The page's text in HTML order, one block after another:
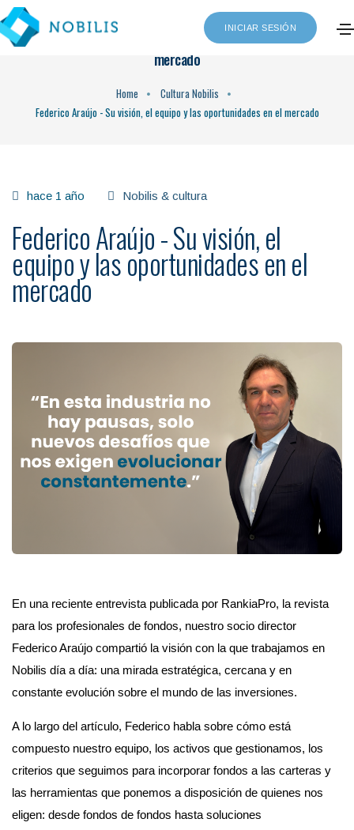
INICIAR SESIÓN
Federico Araújo - Su visión, el equipo y las oportunidades en el
mercado
Home
Cultura Nobilis
Federico Araújo - Su visión, el equipo y las oportunidades en el mercado
hace 1 año Nobilis & cultura
Federico Araújo - Su visión, el
equipo y las oportunidades en el
mercado
En una reciente entrevista publicada por RankiaPro, la revista
para los profesionales de fondos, nuestro socio director
Federico Araújo compartió la visión con la que trabajamos en
Nobilis día a día: una mirada estratégica, cercana y en
constante evolución sobre el mundo de las inversiones.
A lo largo del artículo, Federico habla sobre cómo está
compuesto nuestro equipo, los activos que gestionamos, los
criterios que seguimos para incorporar fondos a las carteras y
las herramientas que ponemos a disposición de quienes nos
eligen: desde fondos de fondos hasta soluciones